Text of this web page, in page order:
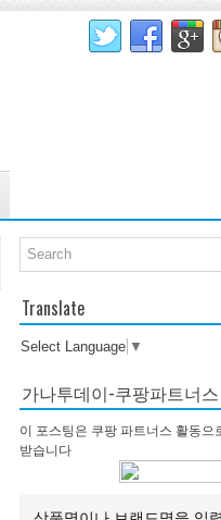
Translate
Select Language ▼
가나투데이-쿠팡파트너스
이 포스팅은 쿠팡 파트너스 활동으
받습니다